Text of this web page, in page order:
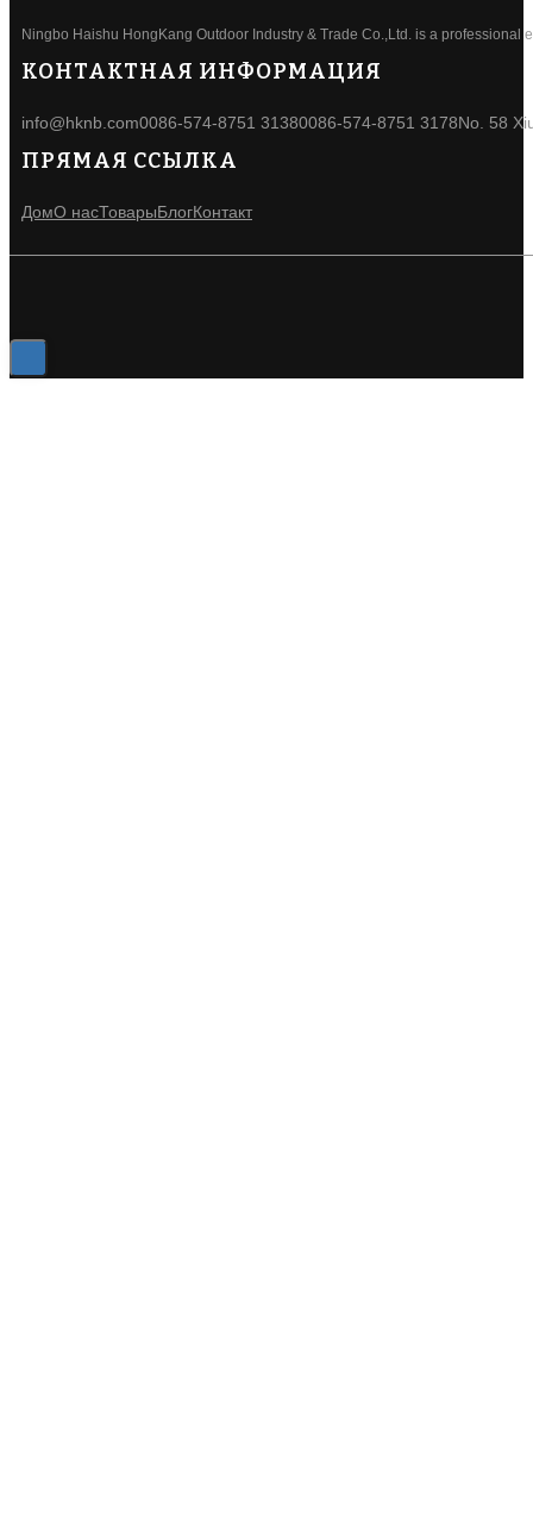
Ningbo Haishu HongKang Outdoor Industry & Trade Co.,Ltd. is a professional
КОНТАКТНАЯ ИНФОРМАЦИЯ
info@hknb.com0086-574-8751 31380086-574-8751 3178No. 58
ПРЯМАЯ ССЫЛКА
ДомО насТоварыБлогКонтакт